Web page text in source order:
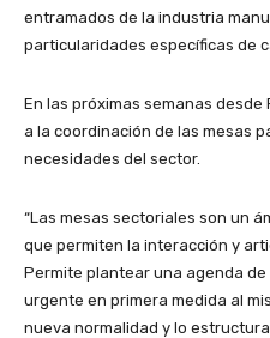
entramados de la industria
particularidades específicas de
En las próximas semanas desde
a la coordinación de las mesas
necesidades del sector.
“Las mesas sectoriales son un
que permiten la interacción y
Permite plantear una agenda
urgente en primera medida al
nueva normalidad y lo